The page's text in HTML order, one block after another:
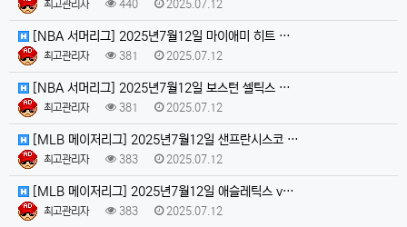
최고관리자 440 2025.07.12
[NBA 서머리그] 2025년7월12일 마이애미 히트 …
최고관리자 381 2025.07.12
[NBA 서머리그] 2025년7월12일 보스턴 셀틱스 …
최고관리자 381 2025.07.12
[MLB 메이저리그] 2025년7월12일 샌프란시스코 …
최고관리자 383 2025.07.12
[MLB 메이저리그] 2025년7월12일 애슬레틱스 v…
최고관리자 383 2025.07.12